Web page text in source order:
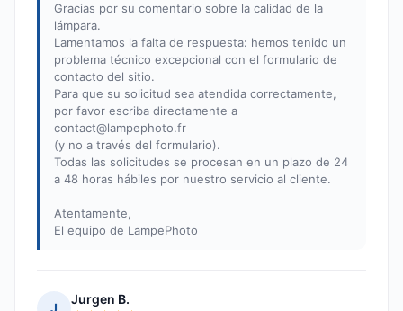
Gracias por su comentario sobre la calidad de la
lámpara.
Lamentamos la falta de respuesta: hemos tenido un
problema técnico excepcional con el formulario de
contacto del sitio.
Para que su solicitud sea atendida correctamente,
por favor escriba directamente a
contact@lampephoto.fr
(y no a través del formulario).
Todas las solicitudes se procesan en un plazo de 24
a 48 horas hábiles por nuestro servicio al cliente.
Atentamente,
El equipo de LampePhoto
Jurgen B.